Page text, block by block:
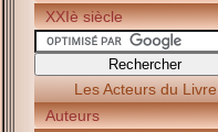
XXIè siècle
Les Acteurs du Livre
Auteurs